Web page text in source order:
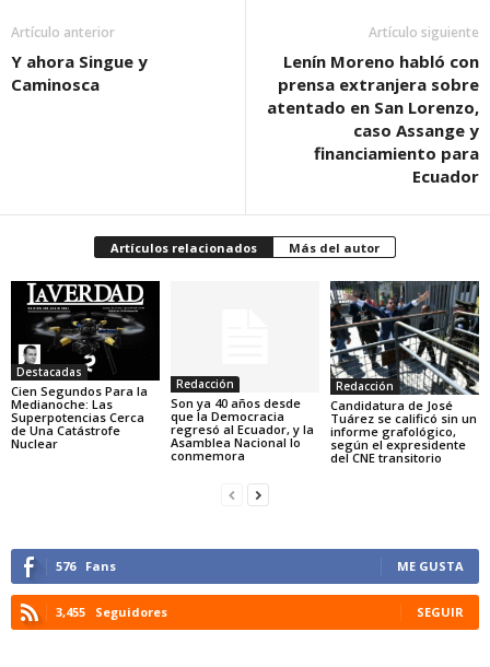
Artículo anterior
Y ahora Singue y
Caminosca
Artículo siguiente
Lenín Moreno habló con
prensa extranjera sobre
atentado en San Lorenzo,
caso Assange y
financiamiento para
Ecuador
Artículos relacionados Más del autor
Destacadas
Cien Segundos Para la
Medianoche: Las
Superpotencias Cerca
de Una Catástrofe
Nuclear
Redacción
Son ya 40 años desde
que la Democracia
regresó al Ecuador, y la
Asamblea Nacional lo
conmemora
Redacción
Candidatura de José
Tuárez se calificó sin un
informe grafológico,
según el expresidente
del CNE transitorio
576 Fans ME GUSTA
3,455 Seguidores SEGUIR